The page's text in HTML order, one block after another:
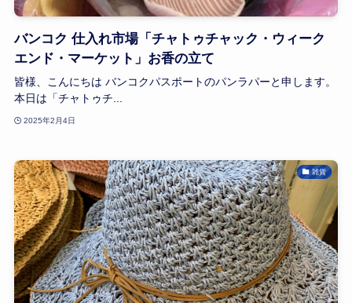
バンコク 仕入れ市場「チャトゥチャック・ウィーク
エンド・マーケット」お香の立て
皆様、こんにちは バンコクパスポートのパンラパーと申します。
本日は「チャトゥチ...
2025年2月4日
雑貨